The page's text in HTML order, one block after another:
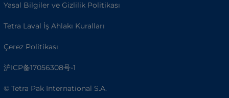
Yasal Bilgiler ve Gizlilik Politikası
Tetra Laval İş Ahlakı Kuralları
Çerez Politikası
沪ICP备17056308号-1
© Tetra Pak International S.A.